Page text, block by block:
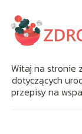
Witaj na stronie
dotyczących
przepisy na